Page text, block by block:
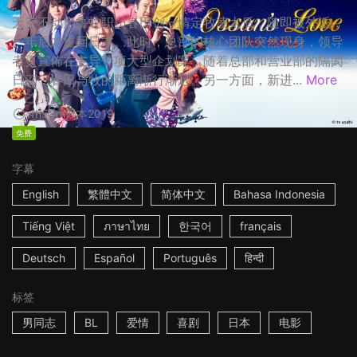
天空不动产鲁蛇职员春田创一情定牧凌太后，随即被外派，
一年后才重回日本。此时，总部的核心团队突然现身，领导
者更宣佈在主导一项大型企划案，随着总部和营业部的隔阂
日深，春田与牧的距离渐行渐远。另一方面，新进... More
1h53m日本2019
免费
字幕
English
繁體中文 简体中文 Bahasa Indonesia
Tiếng Việt ภาษาไทย 한국어 français
Deutsch Español Português हिन्दी
标签
男同志
BL 爱情 喜剧 日本 电影